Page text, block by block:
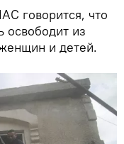
говорится, что
освободит из
и детей.